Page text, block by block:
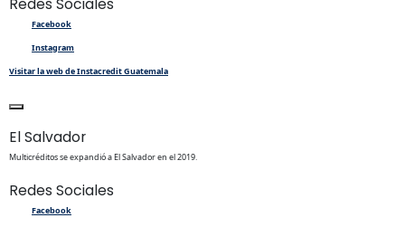
Redes Sociales
Facebook
Instagram
Visitar la web de Instacredit Guatemala
El Salvador
Multicréditos se expandió a El Salvador en el 2019.
Redes Sociales
Facebook